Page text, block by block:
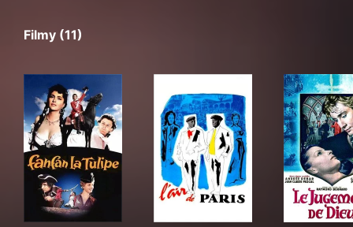
Filmy (11)